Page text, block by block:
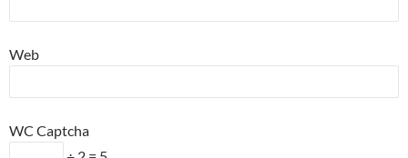
Web
WC Captcha